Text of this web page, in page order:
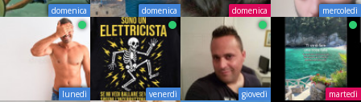
domenica domenica domenica mercoledì
lunedì venerdì giovedì martedì